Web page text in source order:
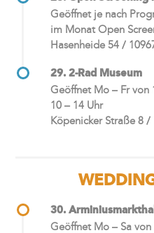
Geöffnet je nach
im Monat Open
Hasenheide 54 /
29. 2-Rad Museum
Geöffnet Mo – Fr von
10 – 14 Uhr
Köpenicker Straße 8 /
30.
Geöffnet Mo – Sa von